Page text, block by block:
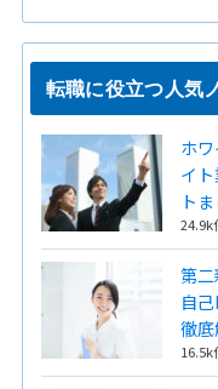
転職に役立つ人気
ホ
イ
ト
24.9k
第
自
徹
16.5k